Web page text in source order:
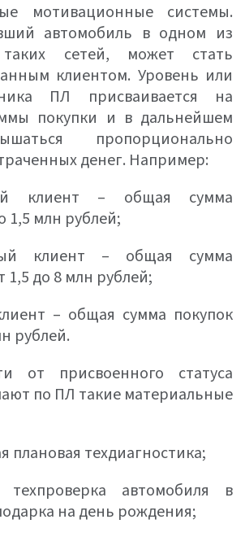
мотивационные системы.
автомобиль в одном из
таких сетей, может стать
клиентом. Уровень или
ПЛ присваивается на
покупки и в дальнейшем
пропорционально
денег. Например:
клиент – общая сумма
1,5 млн рублей;
клиент – общая сумма
1,5 до 8 млн рублей;
– общая сумма покупок
рублей.
от присвоенного статуса
по ПЛ такие материальные
плановая техдиагностика;
автомобиля в
на день рождения;